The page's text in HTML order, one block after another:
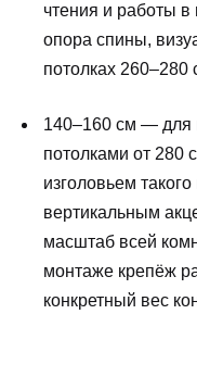
чтения и работы в
опора спины,
потолках 260–280
140–160 см — для
потолками от 280
изголовьем
вертикальным
масштаб всей
монтаже крепёж
конкретный вес